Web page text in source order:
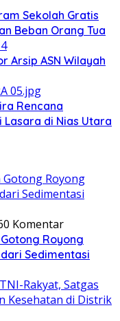
Sekolah Gratis
Beban Orang Tua
Arsip ASN Wilayah
Rencana
Lasara di Nias Utara
0 Komentar
Royong
Sedimentasi